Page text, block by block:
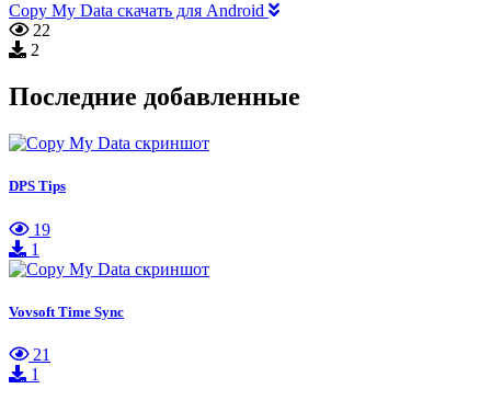
Copy My Data скачать для Android
22
2
Последние добавленные
DPS Tips
19
1
Vovsoft Time Sync
21
1